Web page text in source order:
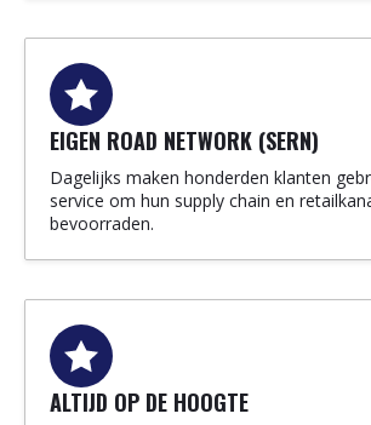
EIGEN ROAD NETWORK (SERN)
Dagelijks maken honderden klanten
service om hun supply chain en
bevoorraden.
ALTIJD OP DE HOOGTE